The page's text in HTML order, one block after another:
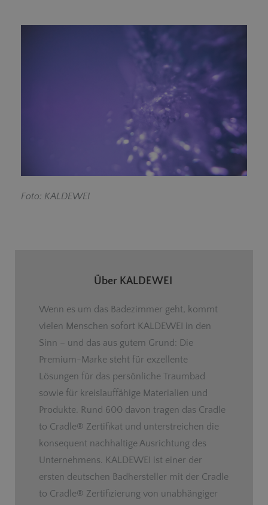
Foto: KALDEWEI
Über KALDEWEI
Wenn es um das Badezimmer geht, kommt
vielen Menschen sofort KALDEWEI in den
Sinn – und das aus gutem Grund: Die
Premium-Marke steht für exzellente
Lösungen für das persönliche Traumbad
sowie für kreislauffähige Materialien und
Produkte. Rund 600 davon tragen das Cradle
to Cradle® Zertifikat und unterstreichen die
konsequent nachhaltige Ausrichtung des
Unternehmens. KALDEWEI ist einer der
ersten deutschen Badhersteller mit der Cradle
to Cradle® Zertifizierung von unabhängiger